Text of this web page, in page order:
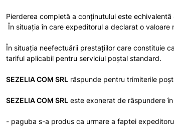
Pierderea completă a conţinutului este
În situația în care expeditorul a declarat o
În situaţia neefectuării prestaţiilor care constituie
tariful aplicabil pentru serviciul poştal standard.
SEZELIA COM SRL răspunde pentru trimiterile
SEZELIA COM SRL este exonerat de răspundere
- paguba s-a produs ca urmare a faptei